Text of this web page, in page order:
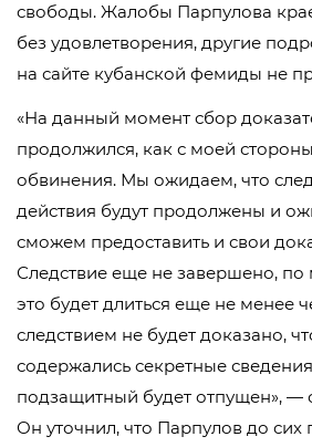
свободы. Жалобы Парпулова
без удовлетворения, другие
на сайте кубанской фемиды не
«На данный момент сбор
продолжился, как с моей
обвинения. Мы ожидаем, что
действия будут продолжены и
сможем предоставить и свои
Следствие еще не завершено,
это будет длиться еще не менее
следствием не будет доказано,
содержались секретные
подзащитный будет отпущен», —
Он уточнил, что Парпулов до сих